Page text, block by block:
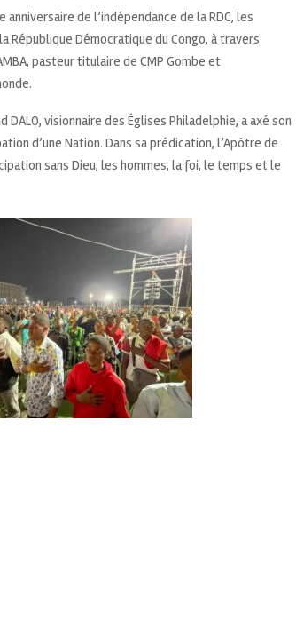
de l’indépendance de la RDC, les
République Démocratique du Congo, à travers
pasteur titulaire de CMP Gombe et
visionnaire des Églises Philadelphie, a axé son
d’une Nation. Dans sa prédication, l’Apôtre de
sans Dieu, les hommes, la foi, le temps et le